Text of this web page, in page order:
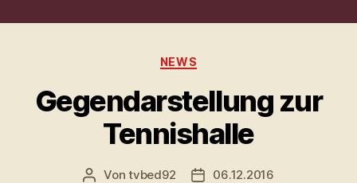
Kategorien
NEWS
Gegendarstellung zur
Tennishalle
Beitragsautor
Vontvbed92 Veröffentlichungsdatum
06.12.2016